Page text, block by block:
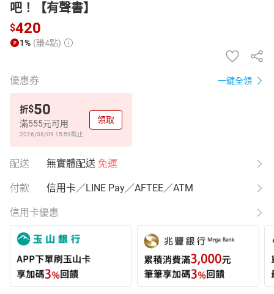
吧！【有聲書】
$420
1% (賺4點)
優惠券 一鍵全領
折$50
滿555元可用
2026/08/09 15:59截止
領取
配送 無實體配送 免運
付款 信用卡／LINE Pay／AFTEE／ATM
信用卡優惠